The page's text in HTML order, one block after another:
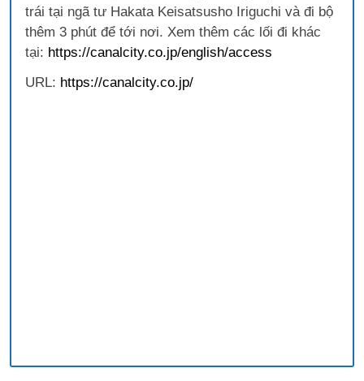
trái tại ngã tư Hakata Keisatsusho Iriguchi và đi bộ
thêm 3 phút để tới nơi. Xem thêm các lối đi khác
tại: https://canalcity.co.jp/english/access
URL: https://canalcity.co.jp/